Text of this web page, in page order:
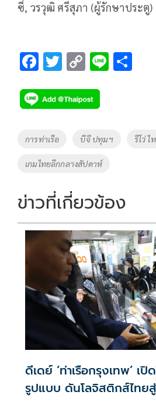
ซี่, วรวุฒิ ศรีสุภา (ผู้รักษาประตู)
F
e
b
o
o
k
T
tt
er
C
p
y
Li
n
k
Li
Tags
การท่าเรือ บีจี ปทุมฯ รีโว่
เกมไทยลีกกลางสัปดาห์
ข่าวที่เกี่ยวข้อง
ดีเดย์ ‘ท่าเรือกรุงเทพ’ เ
รูปแบบ ดันโลจิสติกส์ไทย